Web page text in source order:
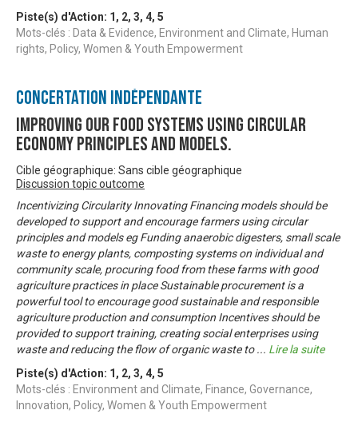
Piste(s) d'Action: 1 , 2, 3, 4, 5
Mots-clés : Data & Evidence, Environment and Climate, Human
rights, Policy, Women & Youth Empowerment
Concertation Indépendante
Improving our food systems using circular
economy principles and models.
Cible géographique: Sans cible géographique
Discussion topic outcome
Incentivizing Circularity Innovating Financing models should be
developed to support and encourage farmers using circular
principles and models eg Funding anaerobic digesters, small scale
waste to energy plants, composting systems on individual and
community scale, procuring food from these farms with good
agriculture practices in place Sustainable procurement is a
powerful tool to encourage good sustainable and responsible
agriculture production and consumption Incentives should be
provided to support training, creating social enterprises using
waste and reducing the flow of organic waste to... Lire la suite
Piste(s) d'Action: 1 , 2, 3, 4, 5
Mots-clés : Environment and Climate, Finance, Governance,
Innovation, Policy, Women & Youth Empowerment